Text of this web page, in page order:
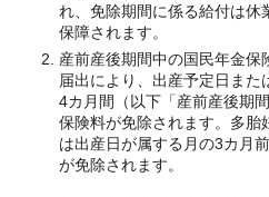
れ、免除期間に係る給付は休
保障されます。
産前産後期間中の国民年金保
届出により、出産予定日また
4カ月間（以下「産前産後期
保険料が免除されます。多胎
は出産日が属する月の3カ月
が免除されます。